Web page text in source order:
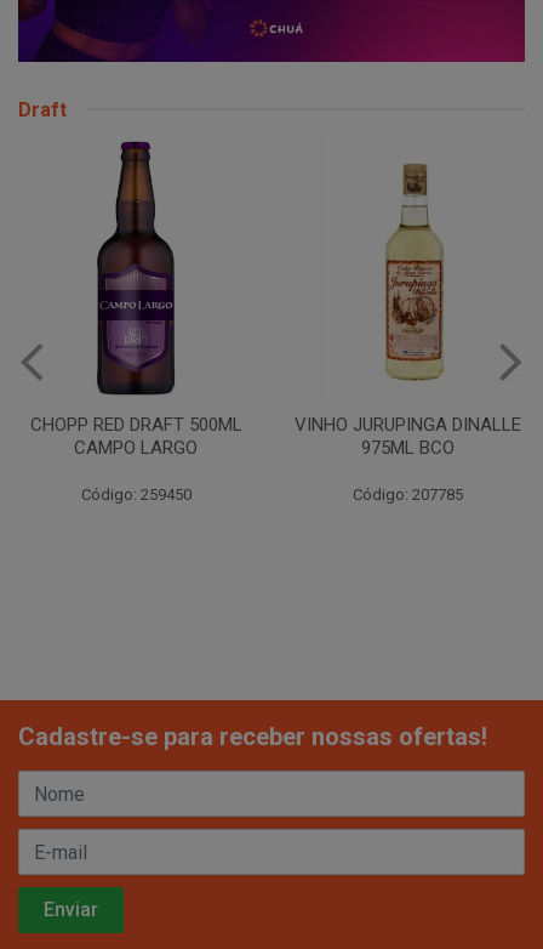
Draft
CHOPP RED DRAFT 500ML
CAMPO LARGO
Código: 259450
VINHO JURUPINGA DINALLE
975ML BCO
Código: 207785
Cadastre-se para receber nossas ofertas!